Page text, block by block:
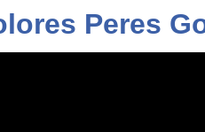
Peres